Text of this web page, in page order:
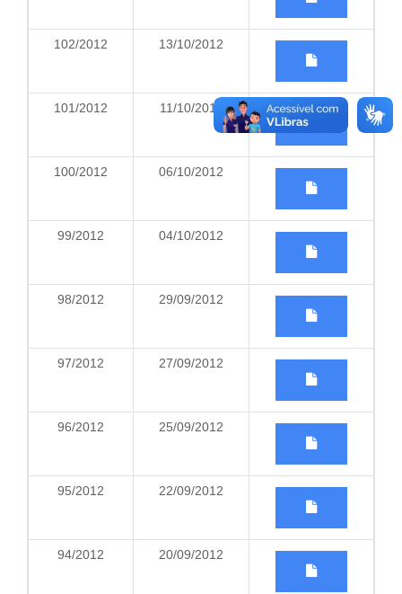
102/2012 13/10/2012
101/2012 11/10/2012
100/2012 06/10/2012
99/2012 04/10/2012
98/2012 29/09/2012
97/2012 27/09/2012
96/2012 25/09/2012
95/2012 22/09/2012
94/2012 20/09/2012